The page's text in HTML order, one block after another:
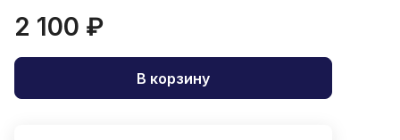
2 100 ₽
В корзину